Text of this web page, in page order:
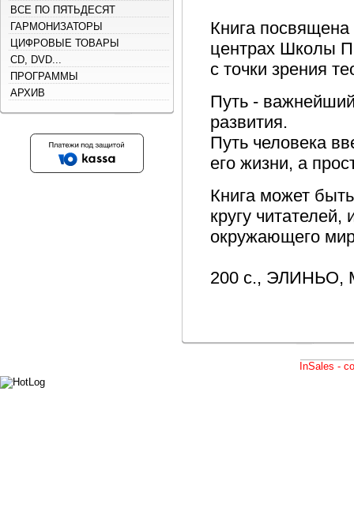
ВСЕ ПО ПЯТЬДЕСЯТ
ГАРМОНИЗАТОРЫ
ЦИФРОВЫЕ ТОВАРЫ
CD, DVD...
ПРОГРАММЫ
АРХИВ
Книга
центрах Школы
с точки зрения
Путь -
развития.
Путь человека
его жизни, а
Книга может
кругу
окружающего
200 с., ЭЛИНЬО,
InSales -